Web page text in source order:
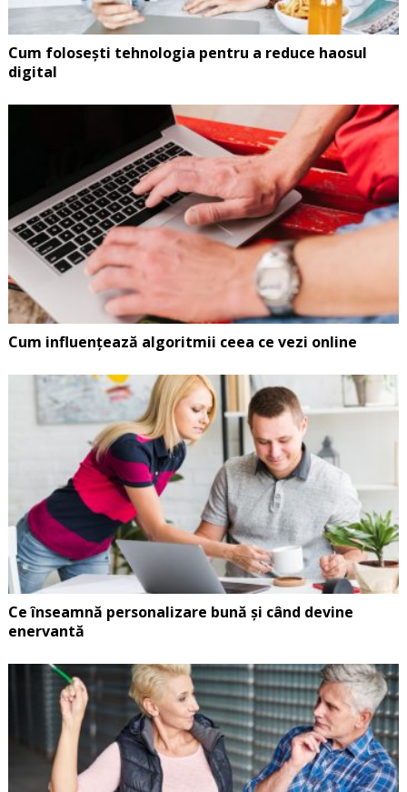
Cum folosești tehnologia pentru a reduce haosul
digital
Cum influențează algoritmii ceea ce vezi online
Ce înseamnă personalizare bună și când devine
enervantă